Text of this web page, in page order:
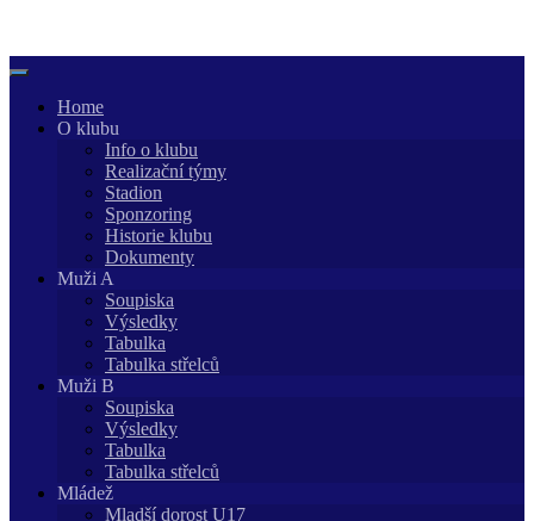
content
Home
O klubu
Info o klubu
Realizační týmy
Stadion
Sponzoring
Historie klubu
Dokumenty
Muži A
Soupiska
Výsledky
Tabulka
Tabulka střelců
Muži B
Soupiska
Výsledky
Tabulka
Tabulka střelců
Mládež
Mladší dorost U17